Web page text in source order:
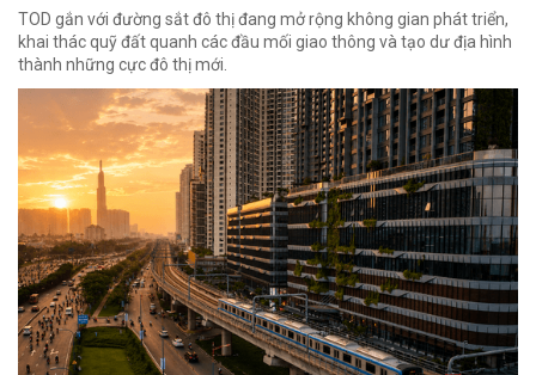
TOD gắn với đường sắt đô thị đang mở rộng không gian phát triển,
khai thác quỹ đất quanh các đầu mối giao thông và tạo dư địa hình
thành những cực đô thị mới.